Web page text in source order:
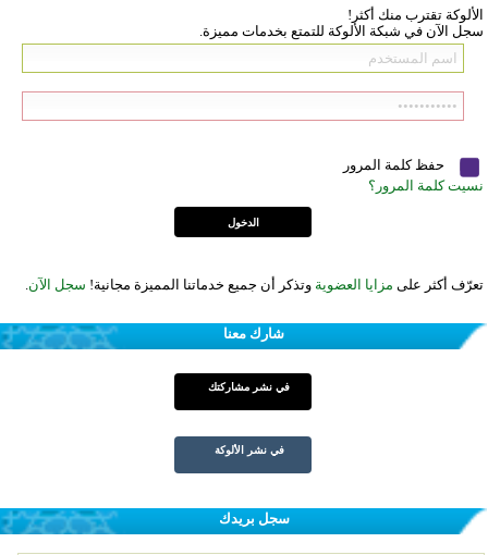
الألوكة تقترب منك أكثر!
سجل الآن في شبكة الألوكة للتمتع بخدمات مميزة.
حفظ كلمة المرور
نسيت كلمة المرور؟
تعرّف أكثر على مزايا العضوية وتذكر أن جميع خدماتنا المميزة مجانية! سجل الآن.
شارك معنا
في نشر مشاركتك
في نشر الألوكة
سجل بريدك